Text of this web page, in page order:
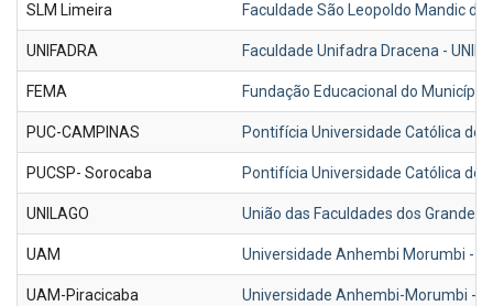
SLM Limeira Faculdade São Leopoldo Mandic de
UNIFADRA Faculdade Unifadra Dracena -
FEMA Fundação Educacional do Município
PUC-CAMPINAS Pontifícia Universidade Católica de
PUCSP- Sorocaba Pontifícia Universidade Católica de
UNILAGO União das Faculdades dos Grandes
UAM Universidade Anhembi Morumbi -
UAM-Piracicaba Universidade Anhembi-Morumbi -